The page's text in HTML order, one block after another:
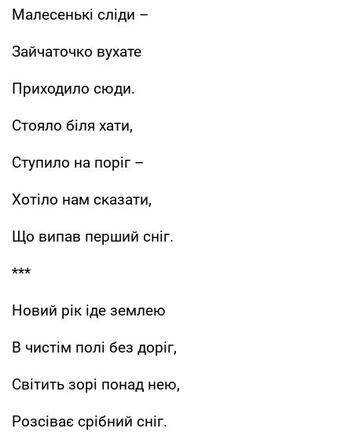
Малесенькі сліди –
Зайчаточко вухате
Приходило сюди.
Стояло біля хати,
Ступило на поріг –
Хотіло нам сказати,
Що випав перший сніг.
***
Новий рік іде землею
В чистім полі без доріг,
Світить зорі понад нею,
Розсіває срібний сніг.